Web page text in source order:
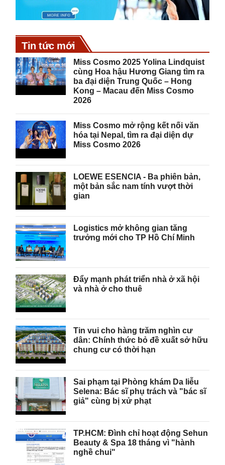
Tin tức mới
Miss Cosmo 2025 Yolina Lindquist
cùng Hoa hậu Hương Giang tìm ra
ba đại diện Trung Quốc – Hong
Kong – Macau đến Miss Cosmo
2026
Miss Cosmo mở rộng kết nối văn
hóa tại Nepal, tìm ra đại diện dự
Miss Cosmo 2026
LOEWE ESENCIA - Ba phiên bản,
một bản sắc nam tính vượt thời
gian
Logistics mở không gian tăng
trưởng mới cho TP Hồ Chí Minh
Đẩy mạnh phát triển nhà ở xã hội
và nhà ở cho thuê
Tin vui cho hàng trăm nghìn cư
dân: Chính thức bỏ đề xuất sở hữu
chung cư có thời hạn
Sai phạm tại Phòng khám Da liễu
Selena: Bác sĩ phụ trách và "bác sĩ
giả" cùng bị xử phạt
TP.HCM: Đình chỉ hoạt động Sehun
Beauty & Spa 18 tháng vì "hành
nghề chui"